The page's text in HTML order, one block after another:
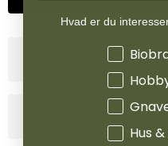
næring til at vokse sig sund
anbefales det at overgå til
Produktinformation
Hvad er du
Hus